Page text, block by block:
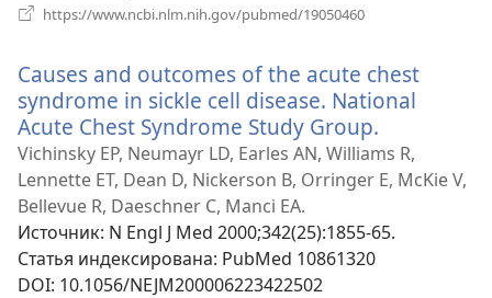
https://www.ncbi.nlm.nih.gov/pubmed/19050460
окне)
Causes and outcomes of the acute chest
syndrome in sickle cell disease. National
Acute Chest Syndrome Study Group.
в
новом
Vichinsky EP, Neumayr LD, Earles AN, Williams R,
Lennette ET, Dean D, Nickerson B, Orringer E, McKie V,
Bellevue R, Daeschner C, Manci EA.
Источник‎: N Engl J Med 2000;342(25):1855-65.
Статья индексирована‎: PubMed 10861320
DOI‎: 10.1056/NEJM200006223422502